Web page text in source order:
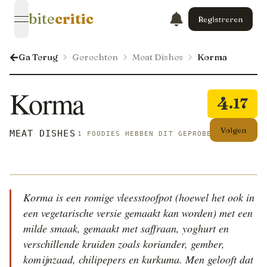
open navigation menu
bitecritic Registreren
Ga Terug Gerechten Meat Dishes Korma
4.17
Volgen
Korma
MEAT DISHES 1 FOODIES HEBBEN DIT GEPROBEERD
Korma is een romige vleesstoofpot (hoewel het ook in
een vegetarische versie gemaakt kan worden) met een
milde smaak, gemaakt met saffraan, yoghurt en
verschillende kruiden zoals koriander, gember,
komijnzaad, chilipepers en kurkuma. Men gelooft dat